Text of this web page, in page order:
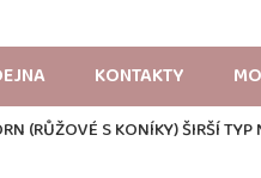
KONTAKTY
(RŮŽOVÉ S KONÍKY) ŠIRŠÍ